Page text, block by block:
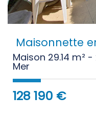
Maisonnette
Maison 29.14 m²
Mer
128 190 €